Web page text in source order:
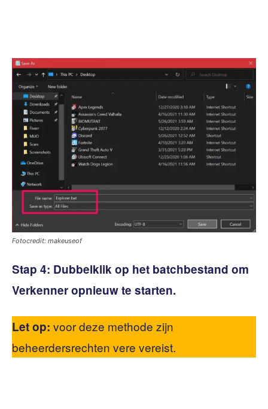
Fotocredit: makeuseof
Stap 4: Dubbelklik op het batchbestand om
Verkenner opnieuw te starten.
Let op: voor deze methode zijn
beheerdersrechten vere vereist.